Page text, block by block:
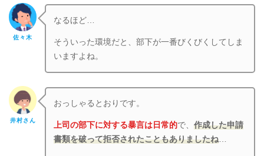
佐々木
なるほど…
そういった環境だと、部下が一番びくびくしてしま
いますよね。
井村さん
おっしゃるとおりです。
上司の部下に対する暴言は日常的で、作成した申請
書類を破って拒否されたこともありましたね…